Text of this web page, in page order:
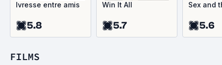
Ivresse entre amis
5.8
Win It All
5.7
Sex and
5.6
FILMS